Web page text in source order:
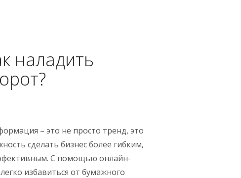
наладить
– это не просто тренд, это
сделать бизнес более гибким,
С помощью онлайн-
избавиться от бумажного